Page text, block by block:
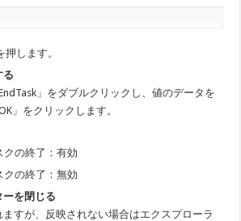
押します。
る
」をダブルクリックし、値のデータを
」をクリックします。
の終了：有効
の終了：無効
ーを閉じる
すが、反映されない場合はエクスプローラ